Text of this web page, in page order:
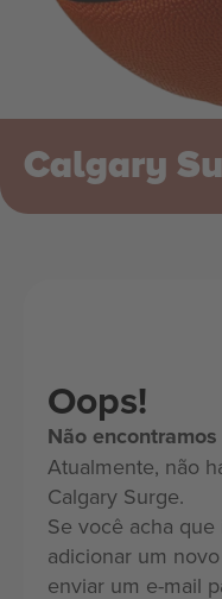
Calgary
Oops!
Não
Atualmente, não
Calgary Surge.
Se você acha
adicionar um
enviar um e-mail